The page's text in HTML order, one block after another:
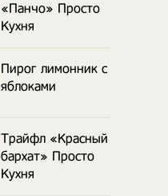
«Панчо» Просто
Кухня
Пирог лимонник с
яблоками
Трайфл «Красный
бархат» Просто
Кухня